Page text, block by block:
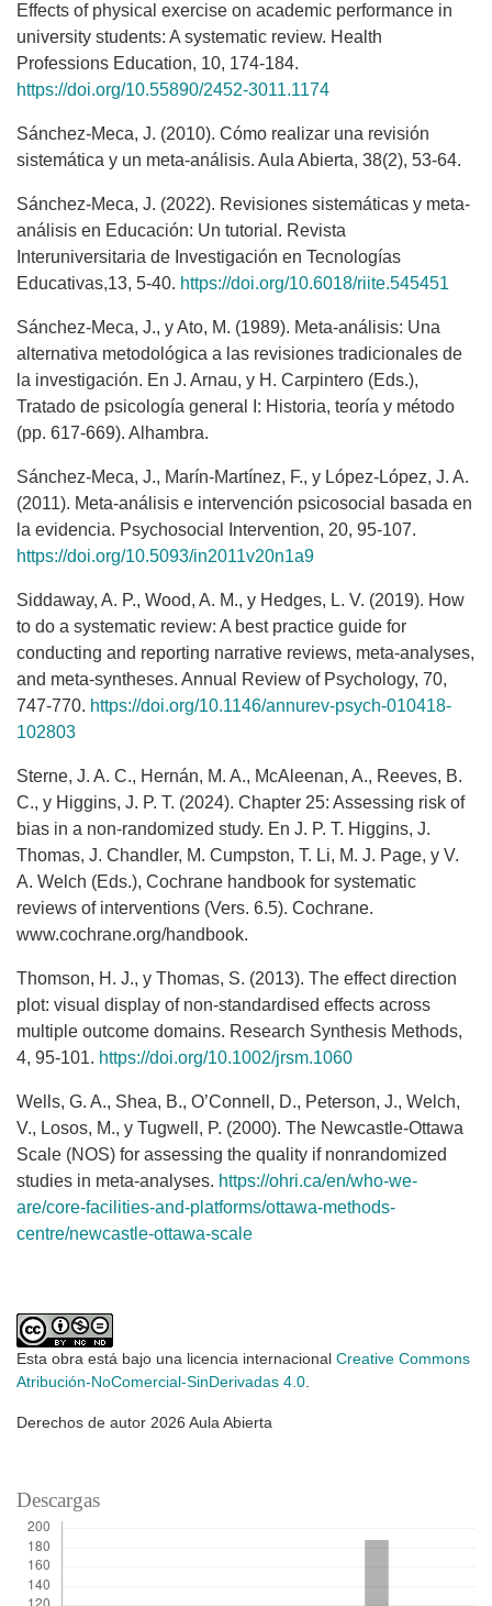
Effects of physical exercise on academic performance in
university students: A systematic review. Health
Professions Education, 10, 174-184.
https://doi.org/10.55890/2452-3011.1174
Sánchez-Meca, J. (2010). Cómo realizar una revisión
sistemática y un meta-análisis. Aula Abierta, 38(2), 53-64.
Sánchez-Meca, J. (2022). Revisiones sistemáticas y meta-
análisis en Educación: Un tutorial. Revista
Interuniversitaria de Investigación en Tecnologías
Educativas,13, 5-40. https://doi.org/10.6018/riite.545451
Sánchez-Meca, J., y Ato, M. (1989). Meta-análisis: Una
alternativa metodológica a las revisiones tradicionales de
la investigación. En J. Arnau, y H. Carpintero (Eds.),
Tratado de psicología general I: Historia, teoría y método
(pp. 617-669). Alhambra.
Sánchez-Meca, J., Marín-Martínez, F., y López-López, J. A.
(2011). Meta-análisis e intervención psicosocial basada en
la evidencia. Psychosocial Intervention, 20, 95-107.
https://doi.org/10.5093/in2011v20n1a9
Siddaway, A. P., Wood, A. M., y Hedges, L. V. (2019). How
to do a systematic review: A best practice guide for
conducting and reporting narrative reviews, meta-analyses,
and meta-syntheses. Annual Review of Psychology, 70,
747-770. https://doi.org/10.1146/annurev-psych-010418-
102803
Sterne, J. A. C., Hernán, M. A., McAleenan, A., Reeves, B.
C., y Higgins, J. P. T. (2024). Chapter 25: Assessing risk of
bias in a non-randomized study. En J. P. T. Higgins, J.
Thomas, J. Chandler, M. Cumpston, T. Li, M. J. Page, y V.
A. Welch (Eds.), Cochrane handbook for systematic
reviews of interventions (Vers. 6.5). Cochrane.
www.cochrane.org/handbook.
Thomson, H. J., y Thomas, S. (2013). The effect direction
plot: visual display of non-standardised effects across
multiple outcome domains. Research Synthesis Methods,
4, 95-101. https://doi.org/10.1002/jrsm.1060
Wells, G. A., Shea, B., O’Connell, D., Peterson, J., Welch,
V., Losos, M., y Tugwell, P. (2000). The Newcastle-Ottawa
Scale (NOS) for assessing the quality if nonrandomized
studies in meta-analyses. https://ohri.ca/en/who-we-
are/core-facilities-and-platforms/ottawa-methods-
centre/newcastle-ottawa-scale
Esta obra está bajo una licencia internacional Creative Commons
Atribución-NoComercial-SinDerivadas 4.0.
Derechos de autor 2026 Aula Abierta
Descargas